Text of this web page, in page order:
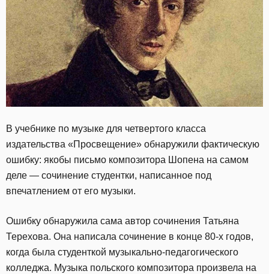
В учебнике по музыке для четвертого класса
издательства «Просвещение» обнаружили фактическую
ошибку: якобы письмо композитора Шопена на самом
деле — сочинение студентки, написанное под
впечатлением от его музыки.
Ошибку обнаружила сама автор сочинения Татьяна
Терехова. Она написала сочинение в конце 80-х годов,
когда была студенткой музыкально-педагогического
колледжа. Музыка польского композитора произвела на